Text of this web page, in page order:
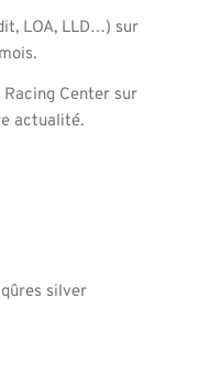
LOA, LLD…) sur
Center sur
actualité.
silver